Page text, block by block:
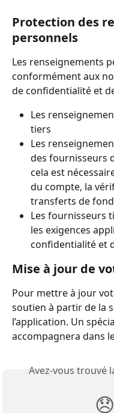
Protection des
personnels
Les renseignements
conformément aux
de confidentialité et
Les
tiers
Les
des fournisseurs
cela est
du compte, la
transferts de
Les fournisseurs
les exigences
confidentialité et
Mise à jour de
Pour mettre à jour
soutien à partir de la
l’application. Un
accompagnera dans
Avez-vous trouvé
😞